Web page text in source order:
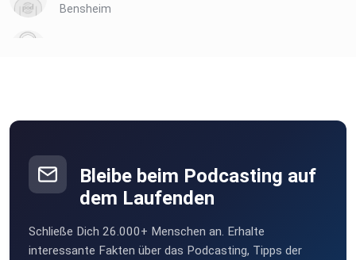
Bensheim
FeLix11
Bleibe beim Podcasting auf
dem Laufenden
Schließe Dich 26.000+ Menschen an. Erhalte
interessante Fakten über das Podcasting, Tipps der